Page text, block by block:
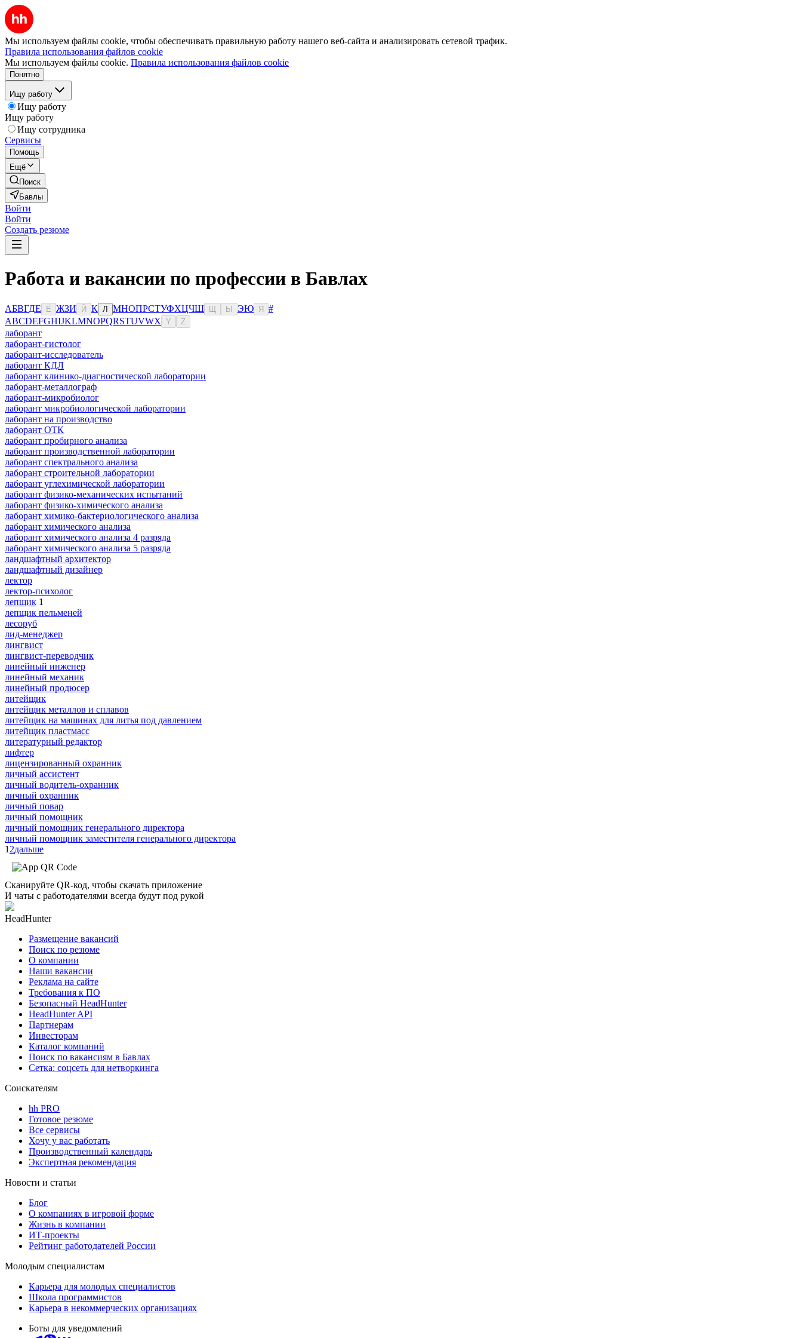
Мы используем файлы cookie, чтобы обеспечивать правильную работу нашего веб-сайта и анализировать сетевой трафик.
Правила использования файлов cookie
Мы используем файлы cookie. Правила использования файлов cookie
Понятно
Ищу работу
Ищу работу
Ищу работу
Ищу сотрудника
Сервисы
Помощь
Ещё
Поиск
Бавлы
Войти
Войти
Создать резюме
Работа и вакансии по профессии в Бавлах
АБВГДЕ Ё ЖЗИ Й К Л МНОПРСТУФХЦЧШ Ы ЭЮ Я
#
ABCDEFGHIJKLMNOPQRSTUVWX Y Z
лаборант
лаборант-гистолог
лаборант-исследователь
лаборант КДЛ
лаборант клинико-диагностической лаборатории
лаборант-металлограф
лаборант-микробиолог
лаборант микробиологической лаборатории
лаборант на производство
лаборант ОТК
лаборант пробирного анализа
лаборант производственной лаборатории
лаборант спектрального анализа
лаборант строительной лаборатории
лаборант углехимической лаборатории
лаборант физико-механических испытаний
лаборант физико-химического анализа
лаборант химико-бактериологического анализа
лаборант химического анализа
лаборант химического анализа 4 разряда
лаборант химического анализа 5 разряда
ландшафтный архитектор
ландшафтный дизайнер
лектор
лектор-психолог
лепщик 1
лепщик пельменей
лесоруб
лид-менеджер
лингвист
лингвист-переводчик
линейный инженер
линейный механик
линейный продюсер
литейщик
литейщик металлов и сплавов
литейщик на машинах для литья под давлением
литейщик пластмасс
литературный редактор
лифтер
лицензированный охранник
личный ассистент
личный водитель-охранник
личный охранник
личный повар
личный помощник
личный помощник генерального директора
личный помощник заместителя генерального директора
1 2дальше
Сканируйте QR-код, чтобы скачать приложение
И чаты с работодателями всегда будут под рукой
HeadHunter
Размещение вакансий
Поиск по резюме
О компании
Наши вакансии
Реклама на сайте
Требования к ПО
Безопасный HeadHunter
HeadHunter API
Партнерам
Инвесторам
Каталог компаний
Поиск по вакансиям в Бавлах
Сетка: соцсеть для нетворкинга
Соискателям
hh PRO
Готовое резюме
Все сервисы
Хочу у вас работать
Производственный календарь
Экспертная рекомендация
Новости и статьи
Блог
О компаниях в игровой форме
Жизнь в компании
ИТ-проекты
Рейтинг работодателей России
Молодым специалистам
Карьера для молодых специалистов
Школа программистов
Карьера в некоммерческих организациях
Боты для уведомлений